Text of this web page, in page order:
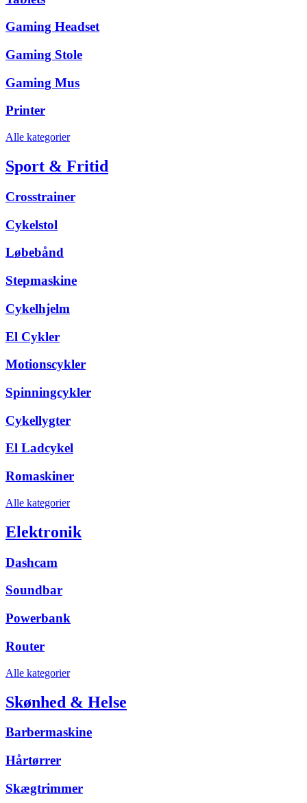
Gaming Headset
Gaming Stole
Gaming Mus
Printer
Alle kategorier
Sport & Fritid
Crosstrainer
Cykelstol
Løbebånd
Stepmaskine
Cykelhjelm
El Cykler
Motionscykler
Spinningcykler
Cykellygter
El Ladcykel
Romaskiner
Alle kategorier
Elektronik
Dashcam
Soundbar
Powerbank
Router
Alle kategorier
Skønhed & Helse
Barbermaskine
Hårtørrer
Skægtrimmer